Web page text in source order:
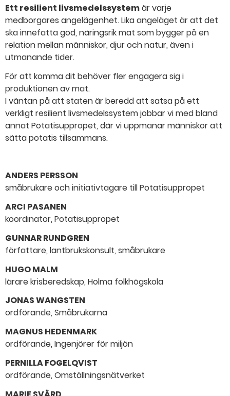
Ett resilient livsmedelssystemär varje
medborgares angelägenhet. Lika angeläget är att det
ska innefatta god, näringsrik mat som bygger på en
relation mellan människor, djur och natur, även i
utmanande tider.
För att komma dit behöver fler engagera sig i
produktionen av mat.
I väntan på att staten är beredd att satsa på ett
verkligt resilient livsmedelssystem jobbar vi med bland
annat Potatisuppropet, där vi uppmanar människor att
sätta potatis tillsammans.
ANDERS PERSSON
småbrukare och initiativtagare till Potatisuppropet
ARCI PASANEN
koordinator, Potatisuppropet
GUNNAR RUNDGREN
författare, lantbrukskonsult, småbrukare
HUGO MALM
lärare krisberedskap, Holma folkhögskola
JONAS WANGSTEN
ordförande, Småbrukarna
MAGNUS HEDENMARK
ordförande, Ingenjörer för miljön
PERNILLA FOGELQVIST
ordförande, Omställningsnätverket